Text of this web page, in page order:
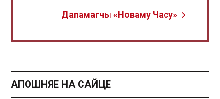
Дапамагчы «Новаму Часу»
АПОШНЯЕ НА САЙЦЕ